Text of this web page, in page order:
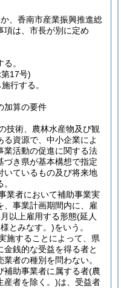
、香南市産業振興推進総
項は、市長が別に定め
。
17号)
行する。
加算の要件
術、農林水産物及び観
資源で、中小企業によ
業活動の促進に関する法
き県が基本構想で指定
いているもの及び将来地
者において補助事業実
、事業計画期間内に、雇
以上雇用する形態(延人
とみなす。)をいう。
することによって、県
銭的な受益を得る者と
者の種別を問わない。
補助事業者に属する者(農
産者を除く。)は、受益者